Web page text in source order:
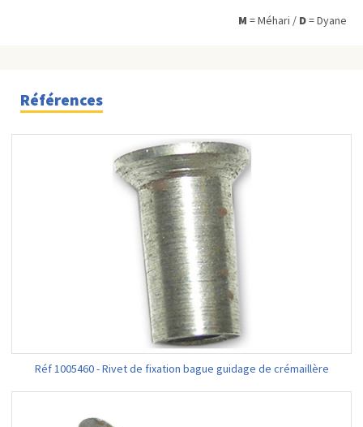
M = Méhari / D= Dyane
Références
Réf 1005460 - Rivet de fixation bague guidage de crémaillère